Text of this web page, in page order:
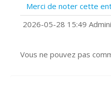
?
Comment
Merci de noter cette
2026-05-28 15:49
Vous ne pouvez pas